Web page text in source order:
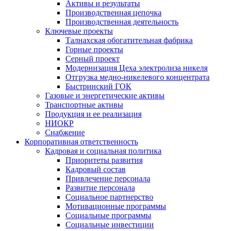
Активы и результаты
Производственная цепочка
Производственная деятельность
Ключевые проекты
Талнахская обогатительная фабрика
Горные проекты
Серный проект
Модернизация Цеха электролиза никеля
Отгрузка медно-никелевого концентрата
Быстринский ГОК
Газовые и энергетические активы
Транспортные активы
Продукция и ее реализация
НИОКР
Снабжение
Корпоративная ответственность
Кадровая и социальная политика
Приоритеты развития
Кадровый состав
Привлечение персонала
Развитие персонала
Социальное партнерство
Мотивационные программы
Социальные программы
Социальные инвестиции